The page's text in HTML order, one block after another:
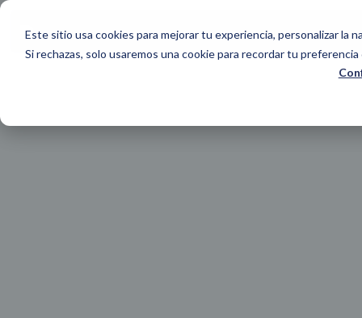
Este sitio usa cookies para mejorar tu experiencia, personalizar la
Si rechazas, solo usaremos una cookie para recordar tu